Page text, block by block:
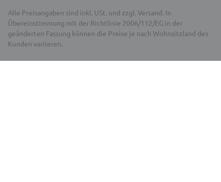
Alle Preisangaben sind inkl. USt. und zzgl. Versand. In
Übereinstimmung mit der Richtlinie 2006/112/EG in der
geänderten Fassung können die Preise je nach Wohnsitzland des
Kunden variieren.